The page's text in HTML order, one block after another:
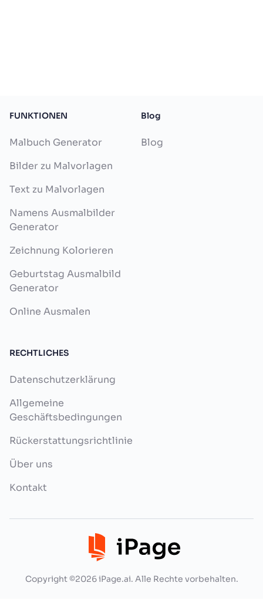
FUNKTIONEN
Malbuch Generator
Bilder zu Malvorlagen
Text zu Malvorlagen
Namens Ausmalbilder
Generator
Zeichnung Kolorieren
Geburtstag Ausmalbild
Generator
Online Ausmalen
Blog
Blog
RECHTLICHES
Datenschutzerklärung
Allgemeine
Geschäftsbedingungen
Rückerstattungsrichtlinie
Über uns
Kontakt
Copyright ©2026 iPage.ai. Alle Rechte vorbehalten.